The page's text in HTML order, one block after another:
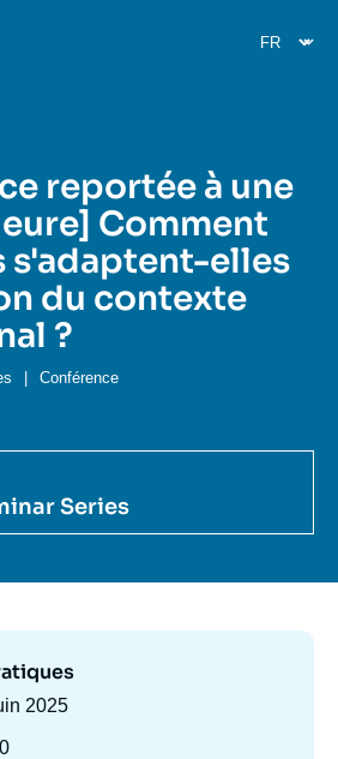
Recherches fréquentes
reportée à une
Comment
s'adaptent-elles
du contexte
?
Conférence
Series
Image
2025